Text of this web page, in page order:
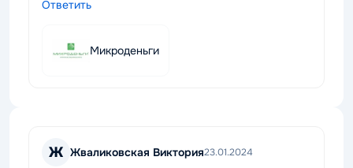
Ответить
Микроденьги
Ж Жваликовская Виктория23.01.2024